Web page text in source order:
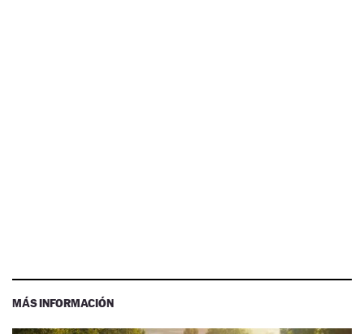
MÁS INFORMACIÓN